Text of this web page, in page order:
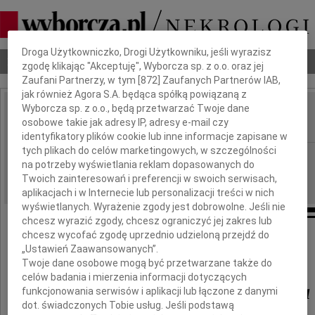
Nekrologi Odeszli Poradnik pogrzebowy
IMIĘ I NAZWISKO: Jadwiga Szadkowska
REGION: Łódź
DATA EMISJI: 11.02.2010
W dniu 9 lutego 2010 roku w wieku87 lat,
Jadwiga Szadkowska
Dbamy o Twoją prywatność
Droga Użytkowniczko, Drogi Użytkowniku, jeśli wyrazisz
zgodę klikając "Akceptuję", Wyborcza sp. z o.o. oraz jej
Zaufani Partnerzy, w tym [872 ] Zaufanych Partnerów IAB,
jak również Agora S.A. będąca spółką powiązaną z
Wyborcza sp. z o.o., będą przetwarzać Twoje dane
osobowe takie jak adresy IP, adresy e-mail czy
identyfikatory plików cookie lub inne informacje zapisane w
tych plikach do celów marketingowych, w szczególności
na potrzeby wyświetlania reklam dopasowanych do
Twoich zainteresowań i preferencji w swoich serwisach,
aplikacjach i w Internecie lub personalizacji treści w nich
wyświetlanych. Wyrażenie zgody jest dobrowolne. Jeśli nie
chcesz wyrazić zgody, chcesz ograniczyć jej zakres lub
chcesz wycofać zgodę uprzednio udzieloną przejdź do
„Ustawień Zaawansowanych”.
Twoje dane osobowe mogą być przetwarzane także do
celów badania i mierzenia informacji dotyczących
funkcjonowania serwisów i aplikacji lub łączone z danymi
dot. świadczonych Tobie usług. Jeśli podstawą